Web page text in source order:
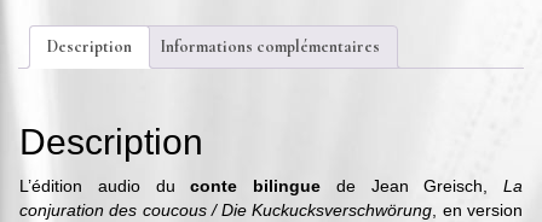
Description Informations complémentaires
Description
L’édition audio duconte bilingue de Jean Greisch, La
conjuration des coucous / Die Kuckucksverschwörung , en version